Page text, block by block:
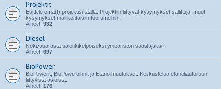
Projektit
Esittele oma(t) projektisi täällä. Projektiin liittyvät kysymykset sallittuja, muut
kysymykset mallikohtaisiin foorumeihin.
Aiheet: 932
Diesel
Nokivasarasta salonkikelpoiseksi ympäristön säästäjäksi.
Aiheet: 697
BioPower
BioPowerit, BioPoweroinnit ja Etanolimuutokset. Keskustelua etanoliautoiluun
liittyvistä asioista.
Aiheet: 176